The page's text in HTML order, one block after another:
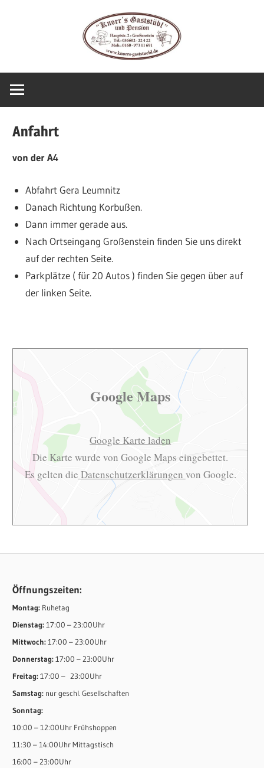
Anfahrt
von der A4
Abfahrt Gera Leumnitz
Danach Richtung Korbußen.
Dann immer gerade aus.
Nach Ortseingang Großenstein finden Sie uns direkt
auf der rechten Seite.
Parkplätze ( für 20 Autos ) finden Sie gegen über auf
der linken Seite.
Google Maps
Google Karte laden
Die Karte wurde von Google Maps eingebettet.
Es gelten die Datenschutzerklärungen von Google.
Öffnungszeiten:
Montag: Ruhetag
Dienstag:17:00 – 23:00Uhr
Mittwoch:17:00 – 23:00Uhr
Donnerstag:17:00 – 23:00Uhr
Freitag:17:00 – 23:00Uhr
Samstag: nur geschl. Gesellschaften
Sonntag:
10:00 – 12:00Uhr Frühshoppen
11:30 – 14:00Uhr Mittagstisch
16:00 – 23:00Uhr